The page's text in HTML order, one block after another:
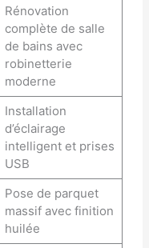
Rénovation
complète de salle
de bains avec
robinetterie
moderne
Installation
d’éclairage
intelligent et prises
USB
Pose de parquet
massif avec finition
huilée